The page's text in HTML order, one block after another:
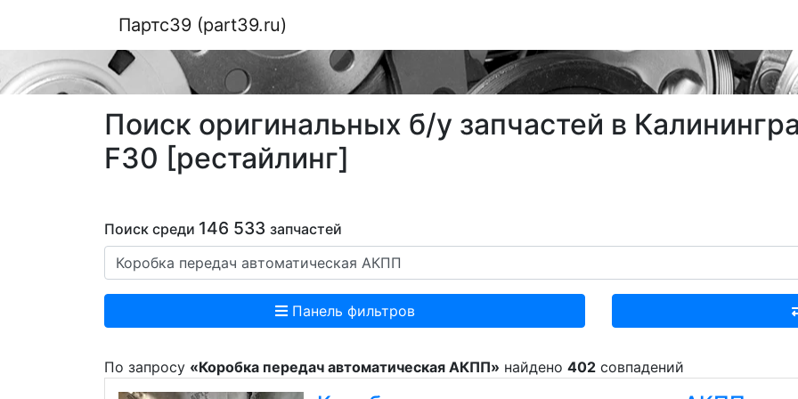
Партс39 (part39.ru)
Поиск оригинальных б/у запчастей в
F30 [рестайлинг]
Поиск среди 146 533 запчастей
Панель фильтров
По запросу «Коробка передач автоматическая АКПП» найдено 402 совпадений